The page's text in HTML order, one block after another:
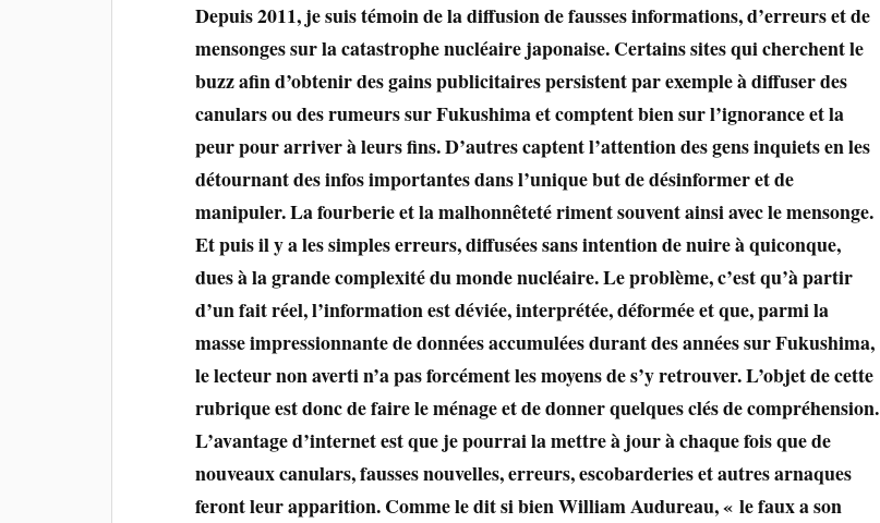
Depuis 2011, je suis témoin de la diffusion de fausses informations, d’erreurs et de
mensonges sur la catastrophe nucléaire japonaise. Certains sites qui cherchent le
buzz afin d’obtenir des gains publicitaires persistent par exemple à diffuser des
canulars ou des rumeurs sur Fukushima et comptent bien sur l’ignorance et la
peur pour arriver à leurs fins. D’autres captent l’attention des gens inquiets en les
détournant des infos importantes dans l’unique but de désinformer et de
manipuler. La fourberie et la malhonnêteté riment souvent ainsi avec le mensonge.
Et puis il y a les simples erreurs, diffusées sans intention de nuire à quiconque,
dues à la grande complexité du monde nucléaire. Le problème, c’est qu’à partir
d’un fait réel, l’information est déviée, interprétée, déformée et que, parmi la
masse impressionnante de données accumulées durant des années sur Fukushima,
le lecteur non averti n’a pas forcément les moyens de s’y retrouver. L’objet de cette
rubrique est donc de faire le ménage et de donner quelques clés de compréhension.
L’avantage d’internet est que je pourrai la mettre à jour à chaque fois que de
nouveaux canulars, fausses nouvelles, erreurs, escobarderies et autres arnaques
feront leur apparition. Comme le dit si bien William Audureau, « le faux a son